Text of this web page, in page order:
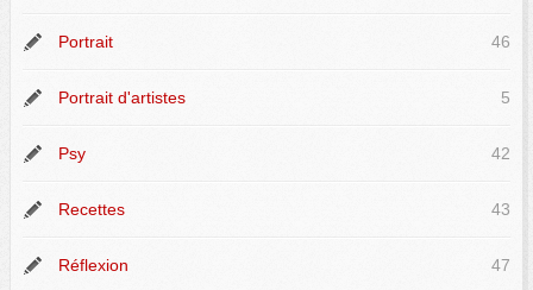
Portrait 46
Portrait d'artistes 5
Psy 42
Recettes 43
Réflexion 47